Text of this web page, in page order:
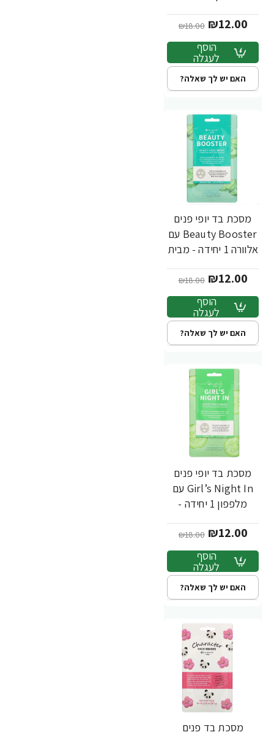
₪12.00
₪18.00
הוסף
לעגלה
האם יש לך שאלה?
-33%
מסכת בד יופי פנים
Beauty Booster עם
אלוורה 1 יחידה - מבית
₪12.00
₪18.00
הוסף
לעגלה
האם יש לך שאלה?
-33%
מסכת בד יופי פנים
Girl’s Night In עם
מלפפון 1 יחידה -
₪12.00
₪18.00
הוסף
לעגלה
האם יש לך שאלה?
מסכת בד פנים